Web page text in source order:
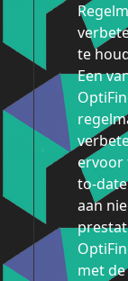
te
Een
ervoor
to-
aan
met